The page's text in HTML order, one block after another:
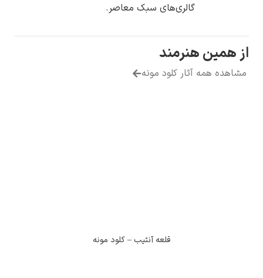
گالری‌های سبک معاصر.
هنرمند
آثار کلود مونه
قلعه آنتیب – کلود مونه